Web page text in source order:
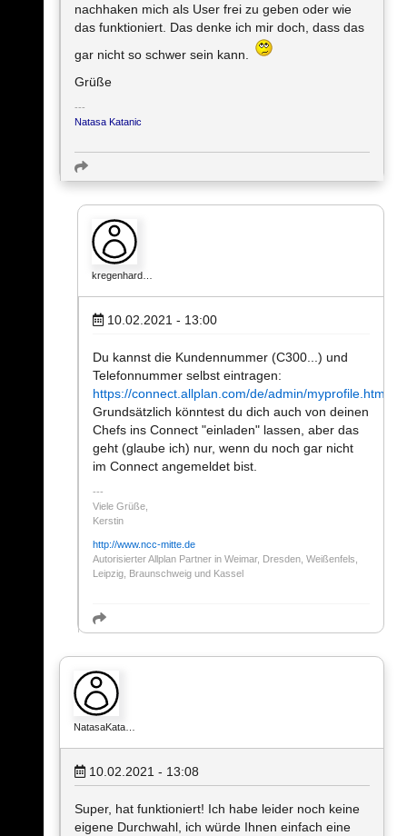
nachhaken mich als User frei zu geben oder wie
das funktioniert. Das denke ich mir doch, dass das
gar nicht so schwer sein kann.
Grüße
Natasa Katanic
kregenhard…
10.02.2021 - 13:00
Du kannst die Kundennummer (C300...) und
Telefonnummer selbst eintragen:
https://connect.allplan.com/de/admin/myprofile.html
Grundsätzlich könntest du dich auch von deinen
Chefs ins Connect "einladen" lassen, aber das
geht (glaube ich) nur, wenn du noch gar nicht
im Connect angemeldet bist.
Viele Grüße,
Kerstin
http://www.ncc-mitte.de
Autorisierter Allplan Partner in Weimar, Dresden, Weißenfels,
Leipzig, Braunschweig und Kassel
NatasaKata…
10.02.2021 - 13:08
Super, hat funktioniert! Ich habe leider noch keine
eigene Durchwahl, ich würde Ihnen einfach eine